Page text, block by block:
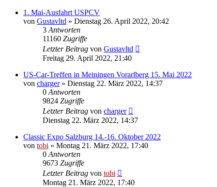
1. Mai-Ausfahrt USPCV
von Gustavltd » Dienstag 26. April 2022, 20:42
3 Antworten
11160 Zugriffe
Letzter Beitrag von Gustavltd
Freitag 29. April 2022, 21:40
US-Car-Treffen in Meiningen Vorarlberg 15. Mai 2022
von charger» Dienstag 22. März 2022, 14:37
0 Antworten
9824 Zugriffe
Letzter Beitrag von charger
Dienstag 22. März 2022, 14:37
Classic Expo Salzburg 14.-16. Oktober 2022
von tobi » Montag 21. März 2022, 17:40
0 Antworten
9673 Zugriffe
Letzter Beitrag von tobi
Montag 21. März 2022, 17:40